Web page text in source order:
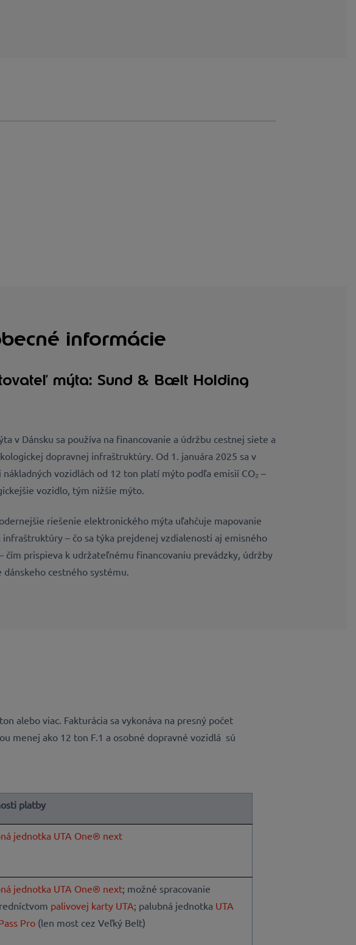
informácie
mýta: Sund & Bælt Holding
v Dánsku sa používa na financovanie a údržbu cestnej siete a
dopravnej infraštruktúry. Od 1. januára 2025 sa v
nákladných vozidlách od 12 ton platí mýto podľa emisií CO₂ –
vozidlo, tým nižšie mýto.
riešenie elektronického mýta uľahčuje mapovanie
infraštruktúry – čo sa týka prejdenej vzdialenosti aj emisného
čím prispieva k udržateľnému financovaniu prevádzky, údržby
dánskeho cestného systému.
alebo viac. Fakturácia sa vykonáva na presný počet
menej ako 12 ton F.1 a osobné dopravné vozidlá sú
platby
jednotka UTA One® next
jednotka UTA One® next; možné spracovanie
palivovej karty UTA; palubná jednotka UTA
Pro(len most cez Veľký Belt)